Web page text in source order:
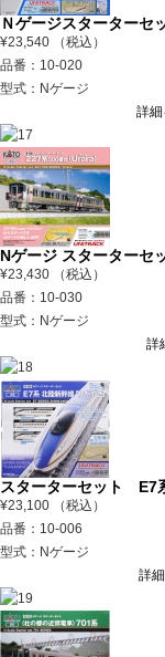
Ｎゲージスターター
¥23,540 （税込）
品番：10-020
型式：Nゲージ
詳細
Nゲージ スターターセ
¥23,430 （税込）
品番：10-030
型式：Nゲージ
詳
スターターセット E7
¥23,100 （税込）
品番：10-006
型式：Nゲージ
詳